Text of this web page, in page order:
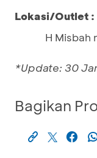
Lokasi/Outlet :
H Misbah
*Update: 30
Bagikan